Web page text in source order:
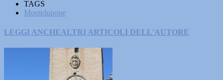
TAGS
Montelupone
LEGGI ANCHEALTRI ARTICOLI DELL'AUTORE